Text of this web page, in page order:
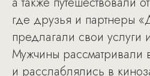
где друзья и партнеры
предлагали свои
Мужчины рассматривали
и расслаблялись в